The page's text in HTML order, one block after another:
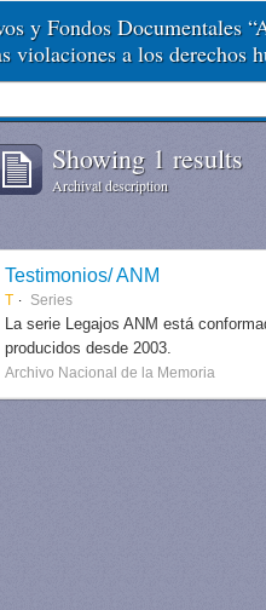
y Fondos Documentales
violaciones a los derechos
Showing 1 results
Archival description
Testimonios/ ANM
T Series
La serie Legajos ANM está
producidos desde 2003.
Archivo Nacional de la Memoria